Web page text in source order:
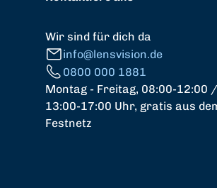
Wir sind für dich da
info@lensvision.de
0800 000 1881
Montag - Freitag, 08:00-12:00 /
13:00-17:00 Uhr, gratis aus
Festnetz